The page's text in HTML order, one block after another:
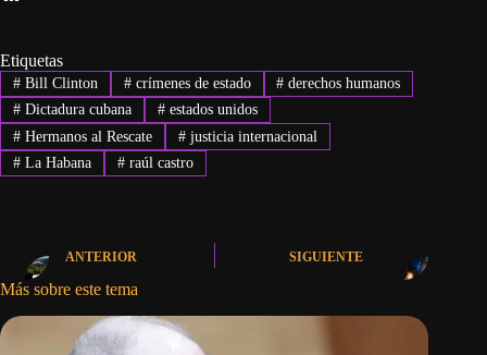
Etiquetas
#Bill Clinton #crímenes de estado # derechos humanos
#Dictadura cubana #estados unidos
#Hermanos al Rescate #justicia internacional
#La Habana #raúl castro
ANTERIOR SIGUIENTE
Más sobre este tema